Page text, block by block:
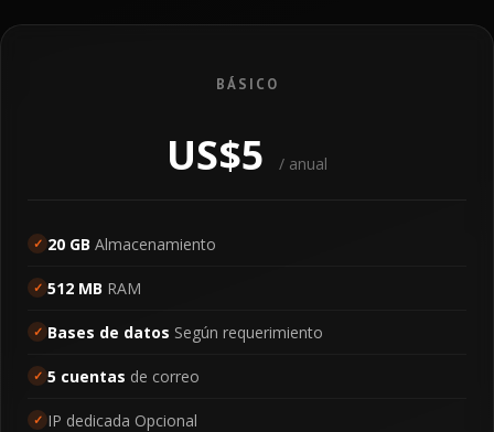
Grupo Modesto
Amalfi modesto
BÁSICO
US$5 / anual
20 GB Almacenamiento
512 MB RAM
Bases de datos Según requerimiento
5 cuentas de correo
IP dedicada Opcional